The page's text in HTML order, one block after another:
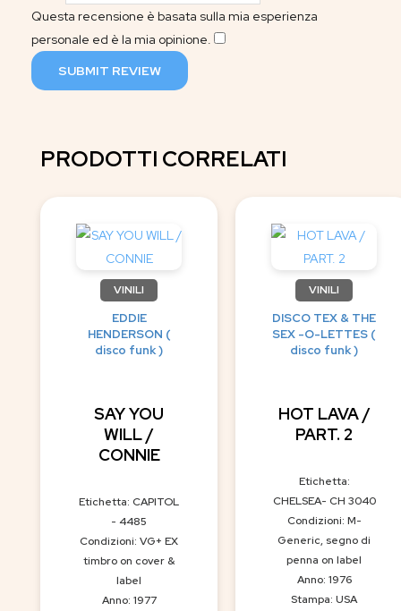
Questa recensione è basata sulla mia esperienza
personale ed è la mia opinione.
SUBMIT REVIEW
PRODOTTI CORRELATI
VINILI
EDDIE
HENDERSON (
disco funk )
SAY YOU
WILL /
CONNIE
Etichetta: CAPITOL
- 4485
Condizioni: VG+ EX
timbro on cover &
label
Anno: 1977
VINILI
DISCO TEX & THE
SEX -O-LETTES (
disco funk )
HOT LAVA /
PART. 2
Etichetta:
CHELSEA- CH 3040
Condizioni: M-
Generic, segno di
penna on label
Anno: 1976
Stampa: USA